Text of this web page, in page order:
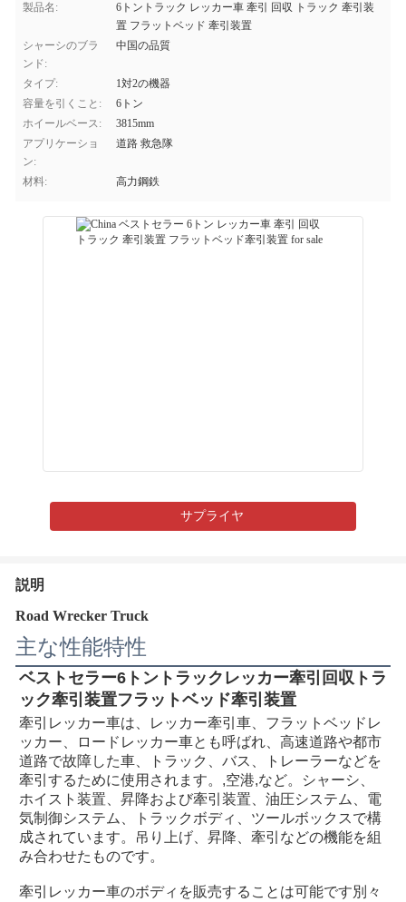
製品名:
6トントラック レッカー車 牽引 回収 トラック 牽引装
置 フラットベッド 牽引装置
シャーシのブラ
ンド:
中国の品質
タイプ:
1対2の機器
容量を引くこと:
6トン
ホイールベース:
3815mm
アプリケーショ
ン:
道路 救急隊
材料: 高力鋼鉄
サプライヤ
説明
Road Wrecker Truck
主な性能特性
ベストセラー6トントラックレッカー牽引回収トラ
ック牽引装置フラットベッド牽引装置
牽引レッカー車は、レッカー牽引車、フラットベッドレ
ッカー、ロードレッカー車とも呼ばれ、高速道路や都市
道路で故障した車、トラック、バス、トレーラーなどを
牽引するために使用されます。 ,空港,など。シャーシ、
ホイスト装置、昇降および牽引装置、油圧システム、電
気制御システム、トラックボディ、ツールボックスで構
成されています。吊り上げ、昇降、牽引などの機能を組
み合わせたものです。
牽引レッカー車のボディを販売することは可能です別々